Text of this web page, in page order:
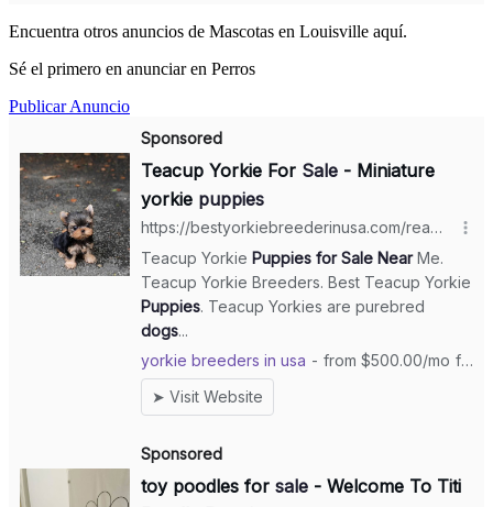
Encuentra otros anuncios de Mascotas en Louisville aquí.
Sé el primero en anunciar en Perros
Publicar Anuncio